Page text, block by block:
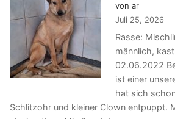
von ar
Juli 25, 2026
Rasse:
männlich,
02.06.2022
ist einer
hat sich
Schlitzohr und kleiner Clown entpuppt.